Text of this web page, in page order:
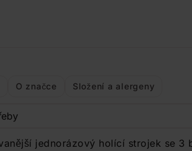
O značce Složení a alergeny
jednorázový holící strojek se 3